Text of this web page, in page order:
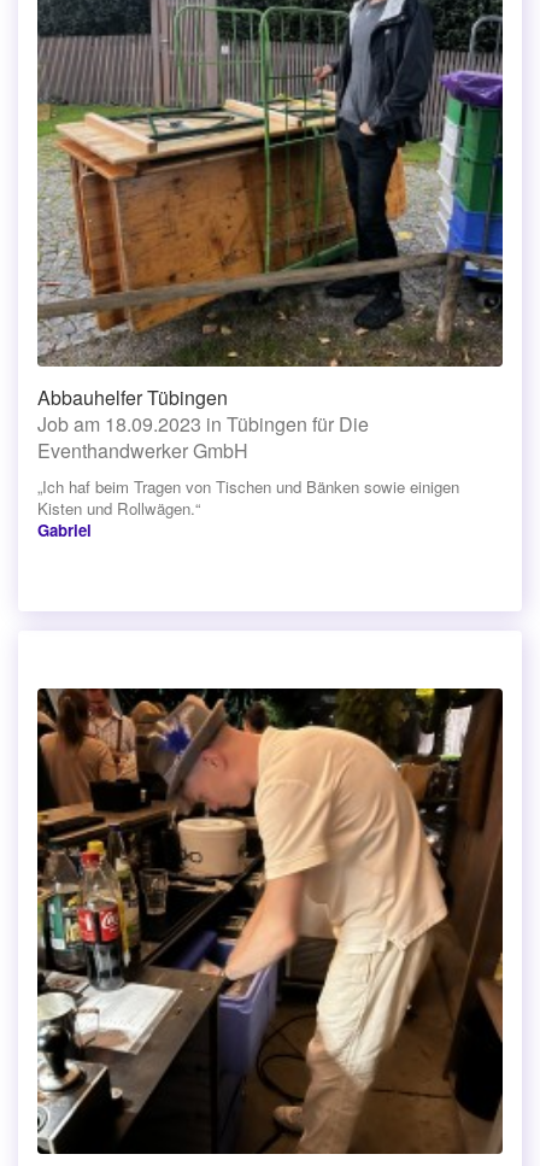
Abbauhelfer Tübingen
Job am 18.09.2023 in Tübingen für Die
Eventhandwerker GmbH
„Ich haf beim Tragen von Tischen und Bänken sowie einigen
Kisten und Rollwägen.“
Gabriel